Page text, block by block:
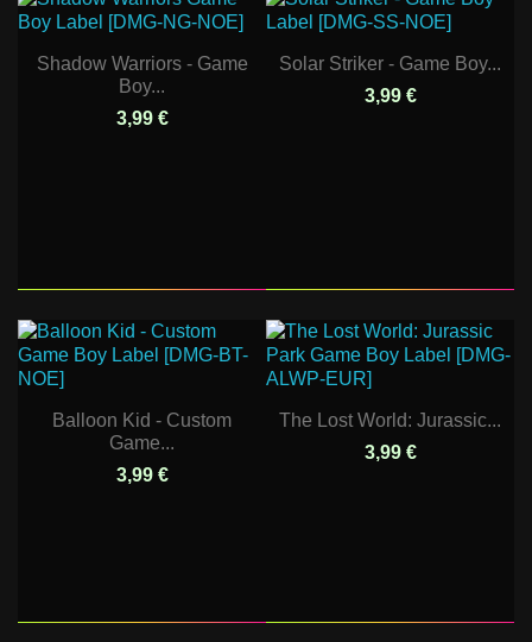
Shadow Warriors - Game
Boy...
3,99 €
Solar Striker - Game Boy...
3,99 €
Balloon Kid - Custom
Game...
3,99 €
The Lost World: Jurassic...
3,99 €